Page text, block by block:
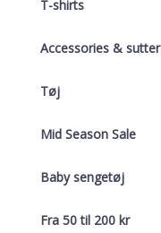
T-shirts
Accessories & sutter
Tøj
Mid Season Sale
Baby sengetøj
Fra 50 til 200 kr